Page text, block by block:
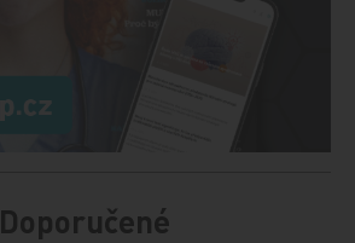
Doporučené